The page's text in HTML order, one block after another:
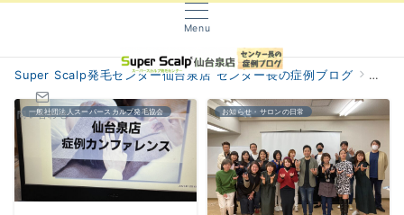
Menu
問い合わせ
Super Scalp発毛センター仙台泉店 センター長の症例ブログ 阿部
一般社団法人スーパースカルプ発毛協会 お知らせ・サロンの日常